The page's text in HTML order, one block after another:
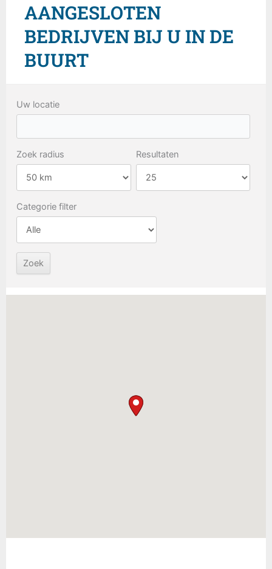
AANGESLOTEN
BEDRIJVEN BIJ U IN DE
BUURT
Uw locatie
Zoek radius Resultaten
Categorie filter